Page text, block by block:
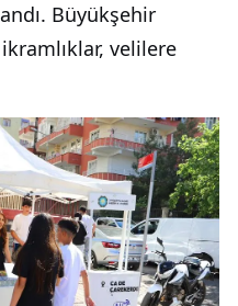
Büyükşehir
ikramlıklar, velilere